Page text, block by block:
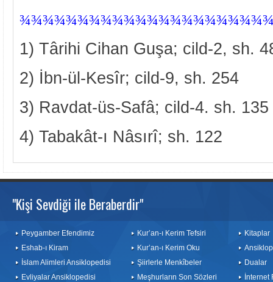
¾
1) Târihi Cihan Guşa; cild-2, sh.
2) İbn-ül-Kesîr; cild-9, sh. 254
3) Ravdat-üs-Safâ; cild-4. sh. 135
4) Tabakât-ı Nâsırî; sh. 122
"Kişi Sevdiği ile Beraberdir"
Peygamber Efendimiz
Eshab-ı Kiram
İslam Alimleri Ansiklopedisi
Evliyalar Ansiklopedisi
Kur’an-ı Kerim Tefsiri
Kur’an-ı Kerim Oku
Şiirlerle Menkîbeler
Meşhurların Son Sözleri
Kitaplar
Dualar
İnternet